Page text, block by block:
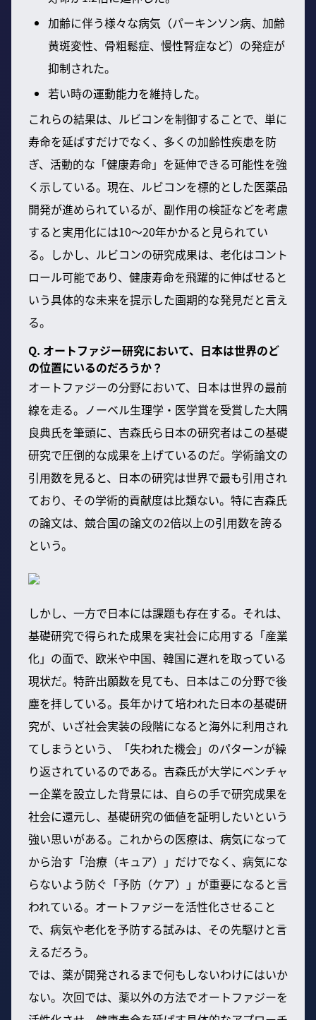
加齢に伴う様々な病気（パーキンソン病、加齢
黄斑変性、骨粗鬆症、慢性腎症など）の発症が
抑制された。
若い時の運動能力を維持した。
これらの結果は、ルビコンを制御することで、単に
寿命を延ばすだけでなく、多くの加齢性疾患を防
ぎ、活動的な「健康寿命」を延伸できる可能性を強
く示している。現在、ルビコンを標的とした医薬品
開発が進められているが、副作用の検証などを考慮
すると実用化には10〜20年かかると見られてい
る。しかし、ルビコンの研究成果は、老化はコント
ロール可能であり、健康寿命を飛躍的に伸ばせると
いう具体的な未来を提示した画期的な発見だと言え
る。
Q. オートファジー研究において、日本は世界のど
の位置にいるのだろうか？
オートファジーの分野において、日本は世界の最前
線を走る。ノーベル生理学・医学賞を受賞した大隅
良典氏を筆頭に、吉森氏ら日本の研究者はこの基礎
研究で圧倒的な成果を上げているのだ。学術論文の
引用数を見ると、日本の研究は世界で最も引用され
ており、その学術的貢献度は比類ない。特に吉森氏
の論文は、競合国の論文の2倍以上の引用数を誇る
という。
しかし、一方で日本には課題も存在する。それは、
基礎研究で得られた成果を実社会に応用する「産業
化」の面で、欧米や中国、韓国に遅れを取っている
現状だ。特許出願数を見ても、日本はこの分野で後
塵を拝している。長年かけて培われた日本の基礎研
究が、いざ社会実装の段階になると海外に利用され
てしまうという、「失われた機会」のパターンが繰
り返されているのである。吉森氏が大学にベンチャ
ー企業を設立した背景には、自らの手で研究成果を
社会に還元し、基礎研究の価値を証明したいという
強い思いがある。これからの医療は、病気になって
から治す「治療（キュア）」だけでなく、病気にな
らないよう防ぐ「予防（ケア）」が重要になると言
われている。オートファジーを活性化させること
で、病気や老化を予防する試みは、その先駆けと言
えるだろう。
では、薬が開発されるまで何もしないわけにはいか
ない。次回では、薬以外の方法でオートファジーを